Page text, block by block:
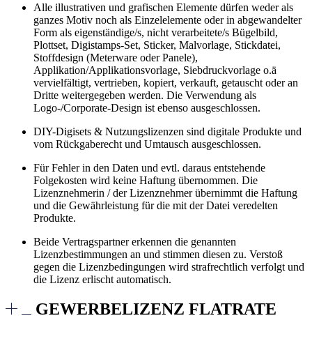
Alle illustrativen und grafischen Elemente dürfen weder als
ganzes Motiv noch als Einzelelemente oder in abgewandelter
Form als eigenständige/s, nicht verarbeitete/s Bügelbild,
Plottset, Digistamps-Set, Sticker, Malvorlage, Stickdatei,
Stoffdesign (Meterware oder Panele),
Applikation/Applikationsvorlage, Siebdruckvorlage o.ä
vervielfältigt, vertrieben, kopiert, verkauft, getauscht oder an
Dritte weitergegeben werden. Die Verwendung als
Logo-/Corporate-Design ist ebenso ausgeschlossen.
DIY-Digisets & Nutzungslizenzen sind digitale Produkte und
vom Rückgaberecht und Umtausch ausgeschlossen.
Für Fehler in den Daten und evtl. daraus entstehende
Folgekosten wird keine Haftung übernommen. Die
Lizenznehmerin / der Lizenznehmer übernimmt die Haftung
und die Gewährleistung für die mit der Datei veredelten
Produkte.
Beide Vertragspartner erkennen die genannten
Lizenzbestimmungen an und stimmen diesen zu. Verstoß
gegen die Lizenzbedingungen wird strafrechtlich verfolgt und
die Lizenz erlischt automatisch.
GEWERBELIZENZ FLATRATE